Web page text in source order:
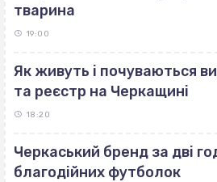
тварина
19:00
Як живуть і почуваються
та реєстр на Черкащині
18:20
Черкаський бренд за дві
благодійних футболок